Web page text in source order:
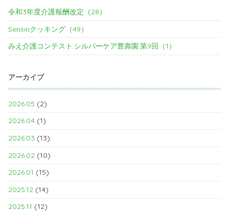
令和3年度介護報酬改定（28）
Sensinクッキング（49）
みえ介護コンテスト.シルバーケア豊壽園.第9回（1）
アーカイブ
2026.05 (2)
2026.04 (1)
2026.03 (13)
2026.02 (10)
2026.01 (15)
2025.12 (14)
2025.11 (12)